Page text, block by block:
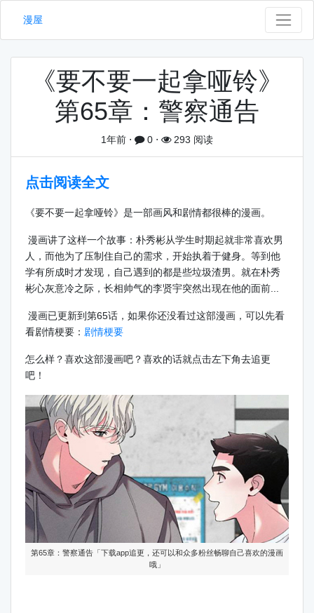
漫屋
《要不要一起拿哑铃》
第65章：警察通告
1年前 ⋅ 0 ⋅ 293 阅读
点击阅读全文
《要不要一起拿哑铃》是一部画风和剧情都很棒的漫画。
漫画讲了这样一个故事：朴秀彬从学生时期起就非常喜欢男
人，而他为了压制住自己的需求，开始执着于健身。等到他
学有所成时才发现，自己遇到的都是些垃圾渣男。就在朴秀
彬心灰意冷之际，长相帅气的李贤宇突然出现在他的面前...
漫画已更新到第65话，如果你还没看过这部漫画，可以先看
看剧情梗要： 剧情梗要
怎么样？喜欢这部漫画吧？喜欢的话就点击左下角去追更
吧！
第65章：警察通告「下载app追更，还可以和众多粉丝畅聊自己喜欢的漫画
哦」